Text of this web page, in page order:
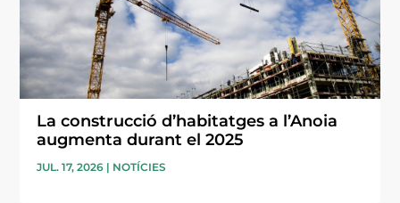
La construcció d’habitatges a l’Anoia
augmenta durant el 2025
JUL. 17, 2026 | NOTÍCIES